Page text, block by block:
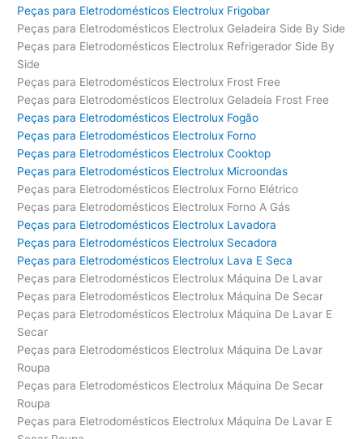
Peças para Eletrodomésticos Electrolux Frigobar
Peças para Eletrodomésticos Electrolux Geladeira Side By Side
Peças para Eletrodomésticos Electrolux Refrigerador Side By
Side
Peças para Eletrodomésticos Electrolux Frost Free
Peças para Eletrodomésticos Electrolux Geladeia Frost Free
Peças para Eletrodomésticos Electrolux Fogão
Peças para Eletrodomésticos Electrolux Forno
Peças para Eletrodomésticos Electrolux Cooktop
Peças para Eletrodomésticos Electrolux Microondas
Peças para Eletrodomésticos Electrolux Forno Elétrico
Peças para Eletrodomésticos Electrolux Forno A Gás
Peças para Eletrodomésticos Electrolux Lavadora
Peças para Eletrodomésticos Electrolux Secadora
Peças para Eletrodomésticos Electrolux Lava E Seca
Peças para Eletrodomésticos Electrolux Máquina De Lavar
Peças para Eletrodomésticos Electrolux Máquina De Secar
Peças para Eletrodomésticos Electrolux Máquina De Lavar E
Secar
Peças para Eletrodomésticos Electrolux Máquina De Lavar
Roupa
Peças para Eletrodomésticos Electrolux Máquina De Secar
Roupa
Peças para Eletrodomésticos Electrolux Máquina De Lavar E